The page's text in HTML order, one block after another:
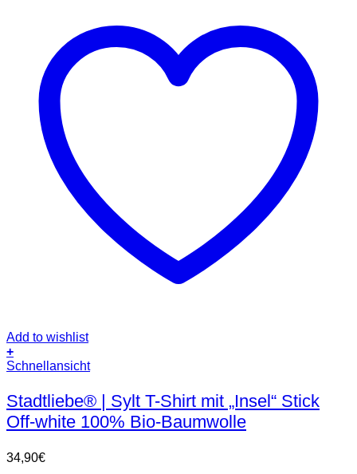
Add to wishlist
+
Dieses
weist
mehrere
Varianten
Die
Optionen
Schnellansicht
Stadtliebe® | Sylt T-Shirt mit „Insel“ Stick
Off-white 100% Bio-Baumwolle
34,90€